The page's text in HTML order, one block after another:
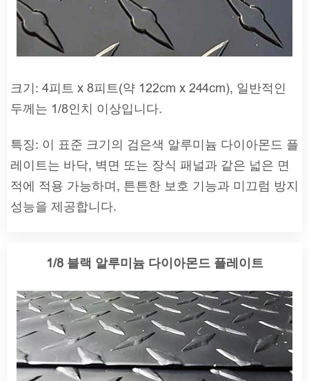
크기: 4피트 x 8피트(약 122cm x 244cm), 일반적인
두께는 1/8인치 이상입니다.
특징: 이 표준 크기의 검은색 알루미늄 다이아몬드 플
레이트는 바닥, 벽면 또는 장식 패널과 같은 넓은 면
적에 적용 가능하며, 튼튼한 보호 기능과 미끄럼 방지
성능을 제공합니다.
1/8 블랙 알루미늄 다이아몬드 플레이트